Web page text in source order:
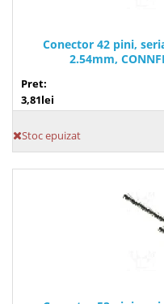
Conector 42 pini,
2.54mm,
Pret:
3,81lei
Stoc epuizat